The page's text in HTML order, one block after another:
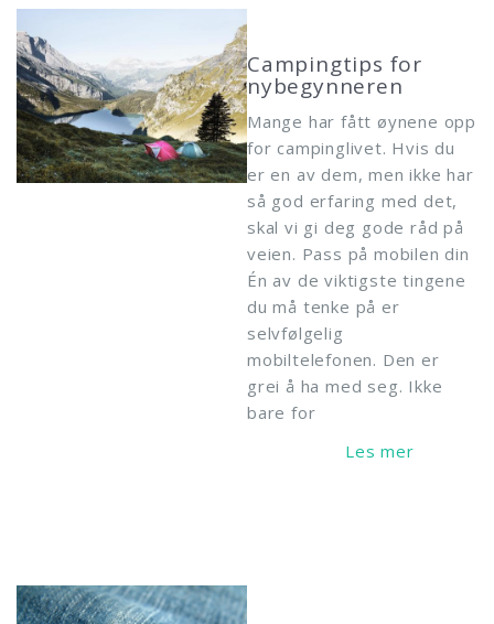
Campingtips for
nybegynneren
Mange har fått øynene opp
for campinglivet. Hvis du
er en av dem, men ikke har
så god erfaring med det,
skal vi gi deg gode råd på
veien. Pass på mobilen din
Én av de viktigste tingene
du må tenke på er
selvfølgelig
mobiltelefonen. Den er
grei å ha med seg. Ikke
bare for